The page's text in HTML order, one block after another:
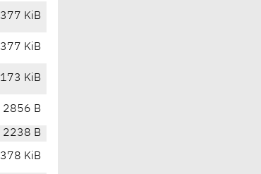
377 KiB
377 KiB
173 KiB
2856 B
2238 B
378 KiB